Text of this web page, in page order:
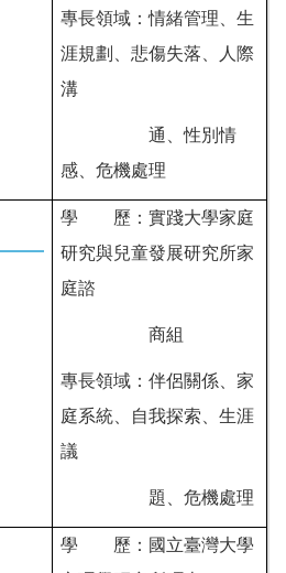
專長領域：情緒管理、生
涯規劃、悲傷失落、人際
溝
通、性別情
感、危機處理
學 歷：實踐大學家庭
研究與兒童發展研究所家
庭諮
商組
專長領域：伴侶關係、家
庭系統、自我探索、生涯
議
題、危機處理
學 歷：國立臺灣大學